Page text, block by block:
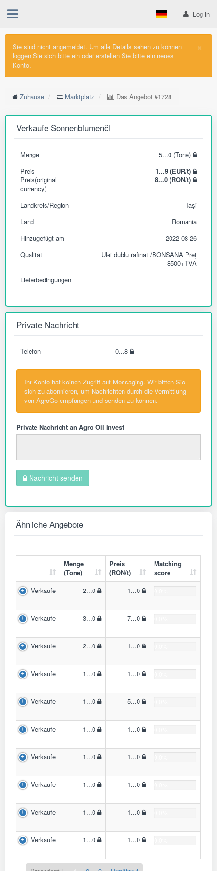
Log in
×
Sie sind nicht angemeldet. Um alle Details sehen zu können
loggen Sie sich bitte ein oder erstellen Sie bitte ein neues
Konto.
Zuhause Marktplatz Das Angebot #1728
Verkaufe Sonnenblumenöl
Menge
5...0 (Tone)
Preis
Preis(original
currency)
1...9 (EUR/t)
8...0 (RON/t)
Landkreis/Region
Iași
Land
Romania
Hinzugefügt am
2022-08-26
Qualität
Ulei dublu rafinat /BONSANA Preț
8500+TVA
Lieferbedingungen
Private Nachricht
Telefon 0...8
Ihr Konto hat keinen Zugriff auf Messaging. Wir bitten Sie
sich zu abonnieren, um Nachrichten durch die Vermittlung
von AgroGo empfangen und senden zu können.
Private Nachricht an Agro Oil Invest
Nachricht senden
Ähnliche Angebote
Menge
(Tone)
Preis
(RON/t)
Matching
score
Verkaufe
2...0 1...0
Verkaufe 3...0 7...0
Verkaufe 2...0 1...0
Verkaufe 1...0 1...0
Verkaufe 1...0 5...0
Verkaufe 1...0 1...0
Verkaufe 1...0 1...0
Verkaufe 1...0 1...0
Verkaufe 1...0 1...0
Verkaufe 1...0 1...0